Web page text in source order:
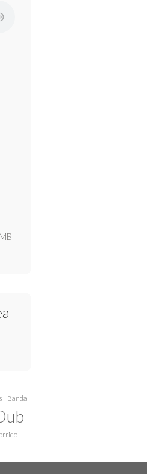
Banda